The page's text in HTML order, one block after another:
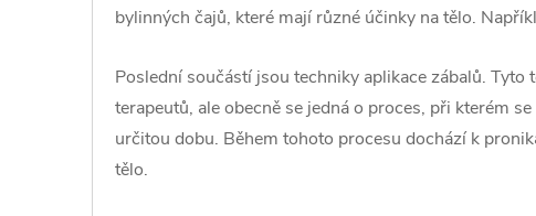
bylinných čajů, které mají různé účinky na tělo.
Poslední součástí jsou techniky aplikace zábalů.
terapeutů, ale obecně se jedná o proces, při kterém
určitou dobu. Během tohoto procesu dochází k
tělo.